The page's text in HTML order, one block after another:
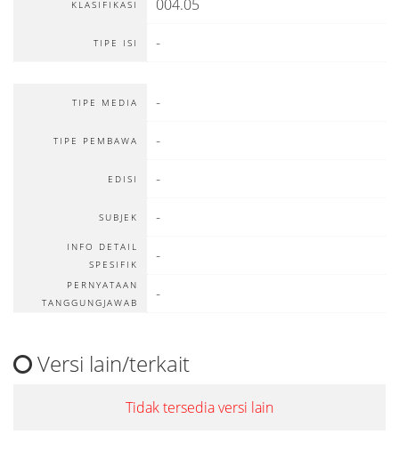
KLASIFIKASI 004.05
TIPE ISI -
TIPE MEDIA -
TIPE PEMBAWA -
EDISI -
SUBJEK -
INFO DETAIL
SPESIFIK
-
PERNYATAAN
TANGGUNGJAWAB
-
Versi lain/terkait
Tidak tersedia versi lain